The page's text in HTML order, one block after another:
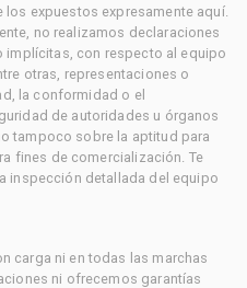
expuestos expresamente aquí.
no realizamos declaraciones
implícitas, con respecto al equipo
otras, representaciones o
la conformidad o el
de autoridades u órganos
tampoco sobre la aptitud para
fines de comercialización. Te
inspección detallada del equipo
carga ni en todas las marchas
ni ofrecemos garantías